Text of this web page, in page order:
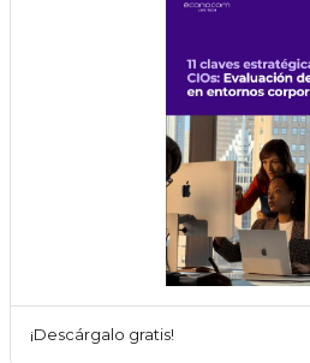
¡Descárgalo gratis!